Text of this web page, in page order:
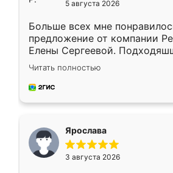
5 августа 2026
Больше всех мне
предложение от компании
Елены Сергеевой.
короткие сроки
для замера сотрудник
предложил по моему эскизу
Читать полностью
Ярослава
3 августа 2026